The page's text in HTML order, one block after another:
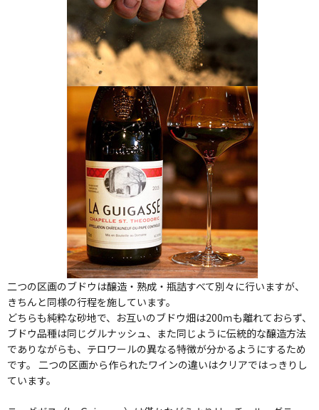
二つの区画のブドウは醸造・熟成・瓶詰すべて別々に行いますが、
きちんと同様の行程を施しています。
どちらも純粋な砂地で、お互いのブドウ畑は200ｍも離れておらず、
ブドウ品種は同じグルナッシュ、また同じように伝統的な醸造方法
でありながらも、テロワールの異なる特徴が分かるようにするため
です。 二つの区画から作られたワインの違いはクリアではっきりし
ています。